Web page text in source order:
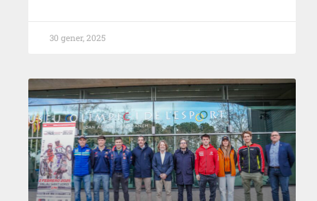
30 gener, 2025